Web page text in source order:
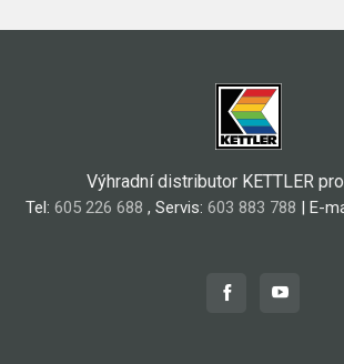
Výhradní distributor KETTLER pro
Tel: 605 226 688 , Servis: 603 883 788 | E-